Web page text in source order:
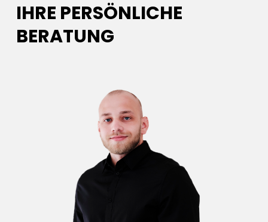
IHRE PERSÖNLICHE
BERATUNG